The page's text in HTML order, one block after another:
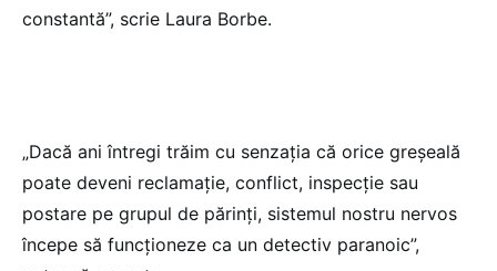
constantă”, scrie Laura Borbe.
„Dacă ani întregi trăim cu senzația că orice greșeală
poate deveni reclamație, conflict, inspecție sau
postare pe grupul de părinți, sistemul nostru nervos
începe să funcționeze ca un detectiv paranoic”,